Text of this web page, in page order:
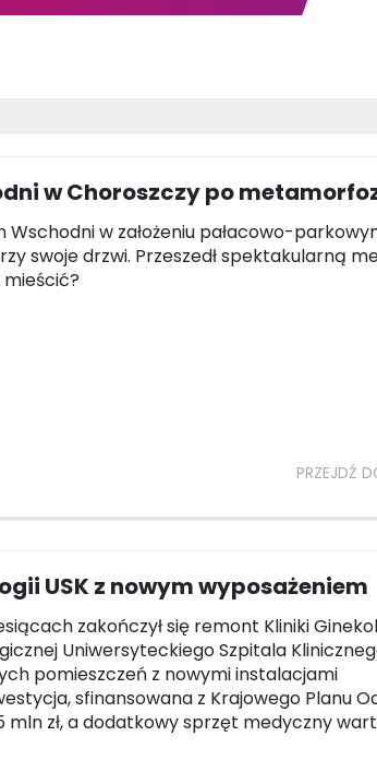
w Choroszczy po
Wschodni w założeniu pałacowo-
swoje drzwi. Przeszedł spektakularną
mieścić?
PRZEJDŹ
USK z nowym wyposażeniem
zakończył się remont Kliniki
Uniwersyteckiego Szpitala
pomieszczeń z nowymi instalacjami
sfinansowana z Krajowego Planu
mln zł, a dodatkowy sprzęt medyczny